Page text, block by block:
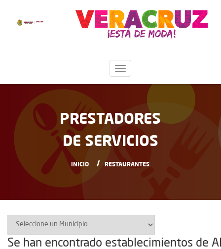
PRESTADORES
DE SERVICIOS
INICIO RESTAURANTES
Se han encontrado establecimientos de